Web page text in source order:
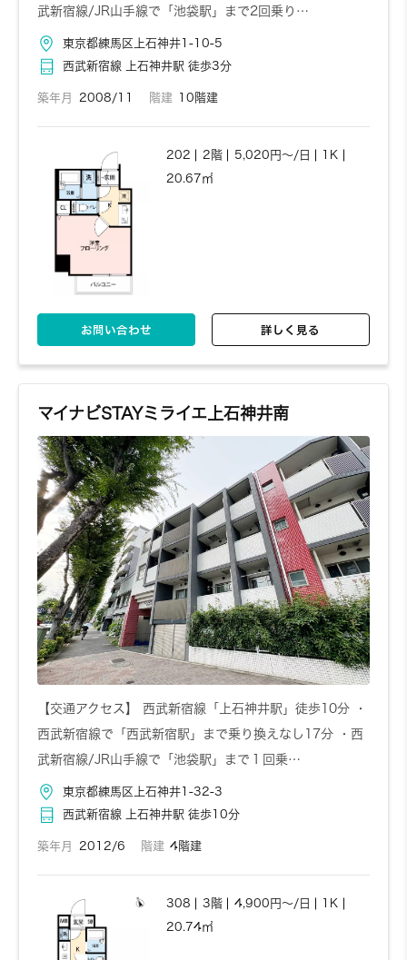
武新宿線/JR山手線で「池袋駅」まで2回乗り…
東京都練馬区上石神井1-10-5
西武新宿線 上石神井駅 徒歩3分
築年月 2008/11 階建 10階建
202 2階 5,020円～/日
1K
20.67㎡
お問い合わせ 詳しく見る
マイナビSTAYミライエ上石神井南
【交通アクセス】 西武新宿線「上石神井駅」徒歩10分 ・
西武新宿線で「西武新宿駅」まで乗り換えなし17分 ・西
武新宿線/JR山手線で「池袋駅」まで１回乗…
東京都練馬区上石神井1-32-3
西武新宿線 上石神井駅 徒歩10分
築年月 2012/6 階建 4階建
308 3階 4,900円～/日
1K
20.74㎡